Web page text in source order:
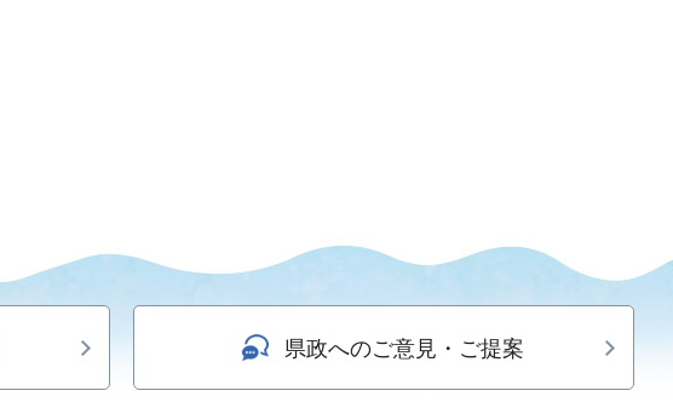
県政へのご意見・ご提案